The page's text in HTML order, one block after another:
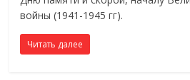
войны (1941-1945 гг).
Читать далее